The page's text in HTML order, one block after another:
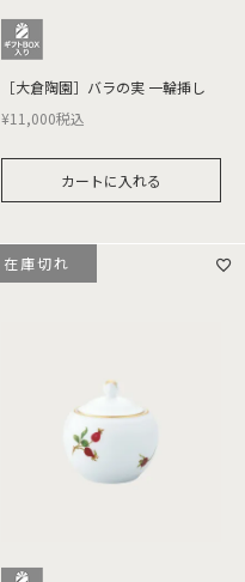
［大倉陶園］バラの実 一輪挿し
¥11,000税込
カートに入れる
在庫切れ